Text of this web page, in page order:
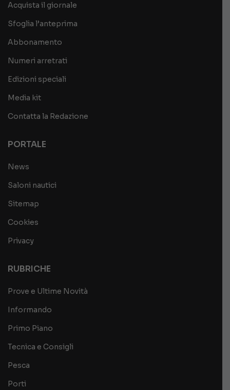
Acquista il giornale
Sfoglia l’anteprima
Abbonamento
Numeri arretrati
Edizioni speciali
Media kit
Contatta la Redazione
PORTALE
News
Saloni nautici
Sitemap
Cookies
Privacy
RUBRICHE
Prove e Ultime Novità
Informando
Primo Piano
Tecnica e Consigli
Pesca
Porti